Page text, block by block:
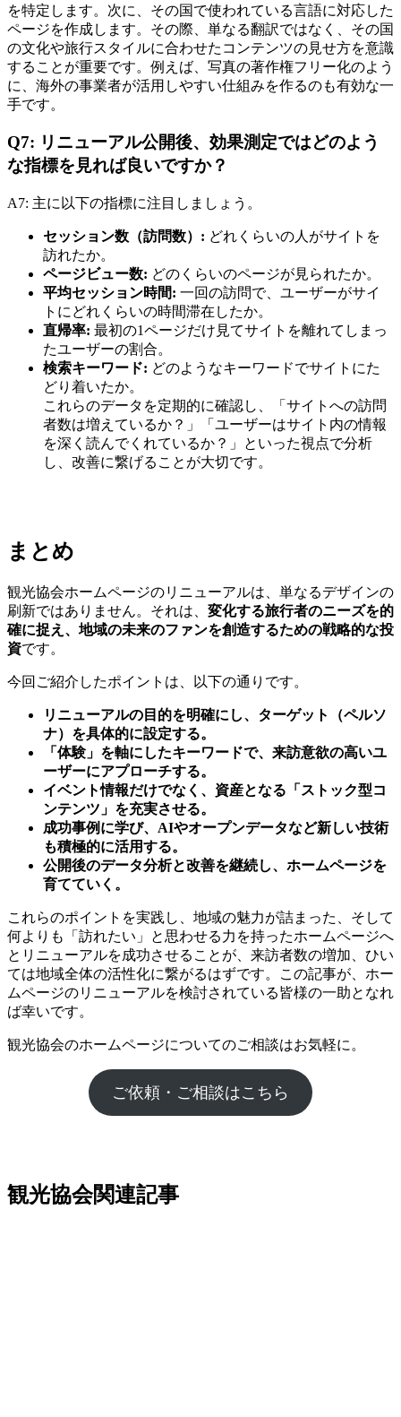
を特定します。次に、その国で使われている言語に対応した
ページを作成します。その際、単なる翻訳ではなく、その国
の文化や旅行スタイルに合わせたコンテンツの見せ方を意識
することが重要です。例えば、写真の著作権フリー化のよう
に、海外の事業者が活用しやすい仕組みを作るのも有効な一
手です。
Q7: リニューアル公開後、効果測定ではどのよう
な指標を見れば良いですか？
A7: 主に以下の指標に注目しましょう。
セッション数（訪問数）: どれくらいの人がサイトを
訪れたか。
ページビュー数: どのくらいのページが見られたか。
平均セッション時間: 一回の訪問で、ユーザーがサイ
トにどれくらいの時間滞在したか。
直帰率: 最初の1ページだけ見てサイトを離れてしまっ
たユーザーの割合。
検索キーワード: どのようなキーワードでサイトにた
どり着いたか。
これらのデータを定期的に確認し、「サイトへの訪問
者数は増えているか？」「ユーザーはサイト内の情報
を深く読んでくれているか？」といった視点で分析
し、改善に繋げることが大切です。
まとめ
観光協会ホームページのリニューアルは、単なるデザインの
刷新ではありません。それは、 変化する旅行者のニーズを的
確に捉え、地域の未来のファンを創造するための戦略的な投
資です。
今回ご紹介したポイントは、以下の通りです。
リニューアルの目的を明確にし、ターゲット（ペルソ
ナ）を具体的に設定する。
「体験」を軸にしたキーワードで、来訪意欲の高いユ
ーザーにアプローチする。
イベント情報だけでなく、資産となる「ストック型コ
ンテンツ」を充実させる。
成功事例に学び、AIやオープンデータなど新しい技術
も積極的に活用する。
公開後のデータ分析と改善を継続し、ホームページを
育てていく。
これらのポイントを実践し、地域の魅力が詰まった、そして
何よりも「訪れたい」と思わせる力を持ったホームページへ
とリニューアルを成功させることが、来訪者数の増加、ひい
ては地域全体の活性化に繋がるはずです。この記事が、ホー
ムページのリニューアルを検討されている皆様の一助となれ
ば幸いです。
観光協会のホームページについてのご相談はお気軽に。
ご依頼・ご相談はこちら
観光協会関連記事